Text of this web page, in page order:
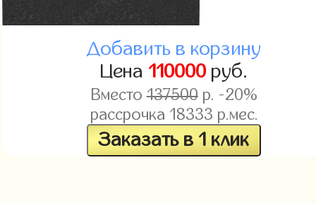
Добавить в корзину
Цена 110000руб.
Вместо137500р. -20%
рассрочка 18333 р.мес.
Заказать в 1 клик